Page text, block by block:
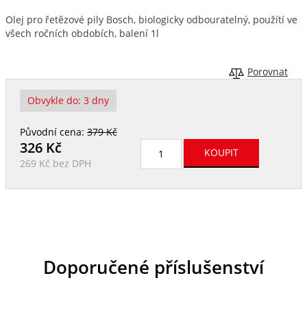
Olej pro řetězové pily Bosch, biologicky odbouratelný, použítí ve
všech ročních obdobích, balení 1l
Porovnat
Obvykle do: 3 dny
Původní cena:379 Kč
326Kč
269 Kč bez DPH
Doporučené příslušenství